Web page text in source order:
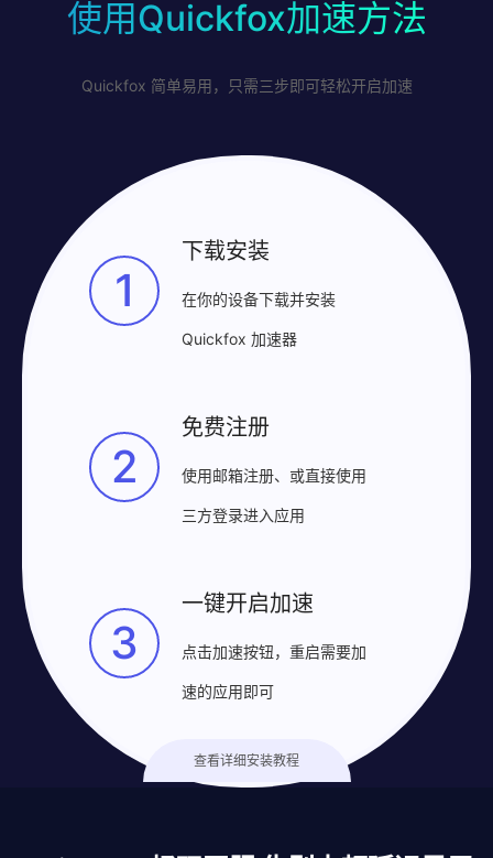
使用Quickfox加速方法
Quickfox 简单易用，只需三步即可轻松开启加速
1
下载安装
在你的设备下载并安装
Quickfox 加速器
2
免费注册
使用邮箱注册、或直接使用
三方登录进入应用
3
一键开启加速
点击加速按钮，重启需要加
速的应用即可
查看详细安装教程